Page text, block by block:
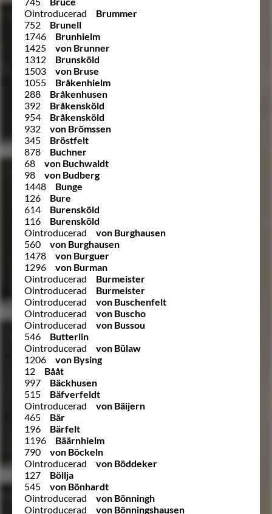
Ointroducerad
Brummer
752
Brunell
1746
Brunhielm
1425
von Brunner
1312
Brunsköld
1503
von Bruse
1055
Bråkenhielm
288
Bråkenhusen
392
Bråkensköld
954
Bråkensköld
932
von Brömssen
345
Bröstfelt
878
Buchner
68
von Buchwaldt
98
von Budberg
1448
Bunge
126
Bure
614
Burensköld
116
Burensköld
Ointroducerad
von Burghausen
560
von Burghausen
1478
von Burguer
1296
von Burman
Ointroducerad
Burmeister
Ointroducerad
Burmeister
Ointroducerad
von Buschenfelt
Ointroducerad
von Buscho
Ointroducerad
von Bussou
546
Butterlin
Ointroducerad
von Bülaw
1206
von Bysing
12
Bååt
997
Bäckhusen
515
Bäfverfeldt
Ointroducerad
von Bäijern
465
Bär
196
Bärfelt
1196
Bäärnhielm
790
von Böckeln
Ointroducerad
von Böddeker
127
Böllja
545
von Bönhardt
Ointroducerad
von Bönningh
Ointroducerad
von Bönningshausen